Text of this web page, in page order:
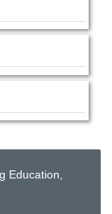
Education,